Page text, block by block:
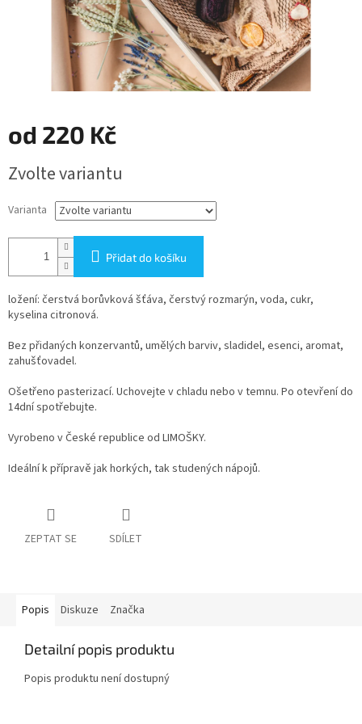
od 220 Kč
cena:
Zvolte variantu
Varianta
Přidat do košíku
ložení: čerstvá borůvková šťáva, čerstvý rozmarýn, voda, cukr,
kyselina citronová.
Bez přidaných konzervantů, umělých barviv, sladidel, esenci, aromat,
zahušťovadel.
Ošetřeno pasterizací. Uchovejte v chladu nebo v temnu. Po otevření do
14dní spotřebujte.
Vyrobeno v České republice od LIMOŠKY.
Ideální k přípravě jak horkých, tak studených nápojů.
ZEPTAT SE SDÍLET
Popis Diskuze Značka
Detailní popis produktu
Popis produktu není dostupný